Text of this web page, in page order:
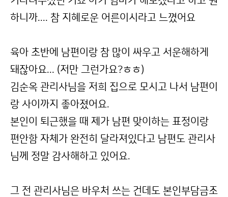
하니까.... 참 지혜로운 어른이시라고 느꼈어요
육아 초반에 남편이랑 참 많이 싸우고 서운해하게
돼잖아요... (저만 그런가요?ㅎㅎ)
김순옥 관리사님을 저희 집으로 모시고 나서 남편이
랑 사이까지 좋아졌어요.
본인이 퇴근했을 때 제가 남편 맞이하는 표정이랑
편안함 자체가 완전히 달라져있다고 남편도 관리사
님께 정말 감사해하고 있어요.
그 전 관리사님은 바우처 쓰는 건데도 본인부담금조